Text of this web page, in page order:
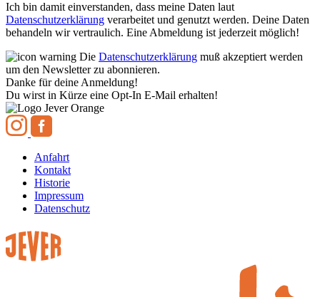
Ich bin damit einverstanden, dass meine Daten laut
Datenschutzerklärung verarbeitet und genutzt werden. Deine Daten
behandeln wir vertraulich. Eine Abmeldung ist jederzeit möglich!
Die Datenschutzerklärung muß akzeptiert werden
um den Newsletter zu abonnieren.
Danke für deine Anmeldung!
Du wirst in Kürze eine Opt-In E-Mail erhalten!
Anfahrt
Kontakt
Historie
Impressum
Datenschutz